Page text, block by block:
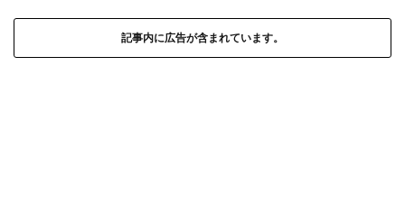
記事内に広告が含まれています。